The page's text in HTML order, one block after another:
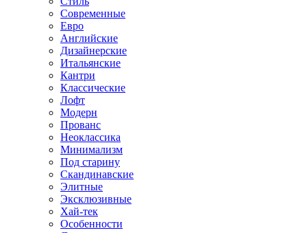
Современные
Евро
Английские
Дизайнерские
Итальянские
Кантри
Классические
Лофт
Модерн
Прованс
Неоклассика
Минимализм
Под старину
Скандинавские
Элитные
Эксклюзивные
Хай-тек
Особенности